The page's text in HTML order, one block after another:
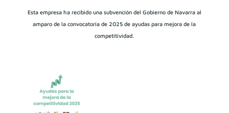
Esta empresa ha recibido una subvención del Gobierno de Navarra al
amparo de la convocatoria de 2025 de ayudas para mejora de la
competitividad.